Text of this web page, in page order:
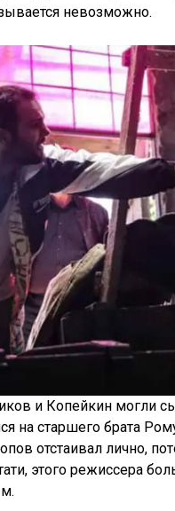
невозможно.
и Копейкин могли
на старшего брата
отстаивал лично,
этого режиссера